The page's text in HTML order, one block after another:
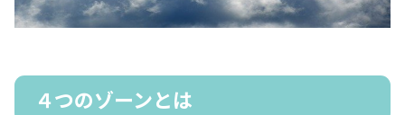
４つのゾーンとは